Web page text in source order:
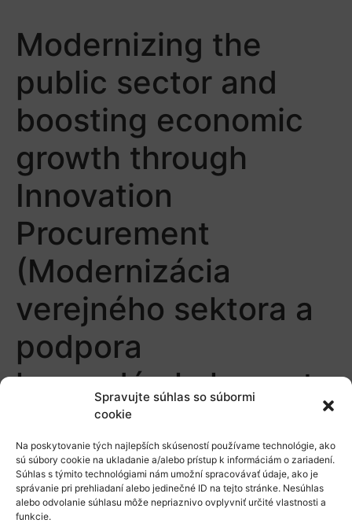
Spravujte súhlas so súbormi
cookie
Na poskytovanie tých najlepších skúseností používame technológie, ako
sú súbory cookie na ukladanie a/alebo prístup k informáciám o zariadení.
Súhlas s týmito technológiami nám umožní spracovávať údaje, ako je
správanie pri prehliadaní alebo jedinečné ID na tejto stránke. Nesúhlas
alebo odvolanie súhlasu môže nepriaznivo ovplyvniť určité vlastnosti a
funkcie.
Modernizing the
public sector and
boosting economic
growth through
Innovation
Procurement
(Modernizácia
verejného sektora a
podpora
hospodárskeho rastu
prostredníctvom
inovácií vo verejnom
obstarávaní)